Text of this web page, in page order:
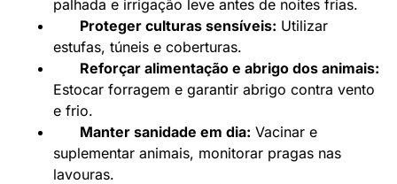
palhada e irrigação leve antes de noites frias.
Proteger culturas sensíveis: Utilizar
estufas, túneis e coberturas.
Reforçar alimentação e abrigo dos animais:
Estocar forragem e garantir abrigo contra vento
e frio.
Manter sanidade em dia: Vacinar e
suplementar animais, monitorar pragas nas
lavouras.